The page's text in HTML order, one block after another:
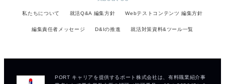
私たちについて 就活Q&A 編集方針 Webテストコンテンツ 編集方針
編集責任者メッセージ D&Iの推進 就活対策資料&ツール一覧